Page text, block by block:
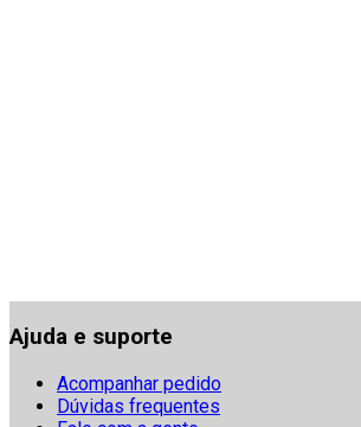
Ajuda e suporte
Acompanhar pedido
Dúvidas frequentes